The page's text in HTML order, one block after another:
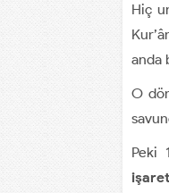
Hiç
anda
O
Peki